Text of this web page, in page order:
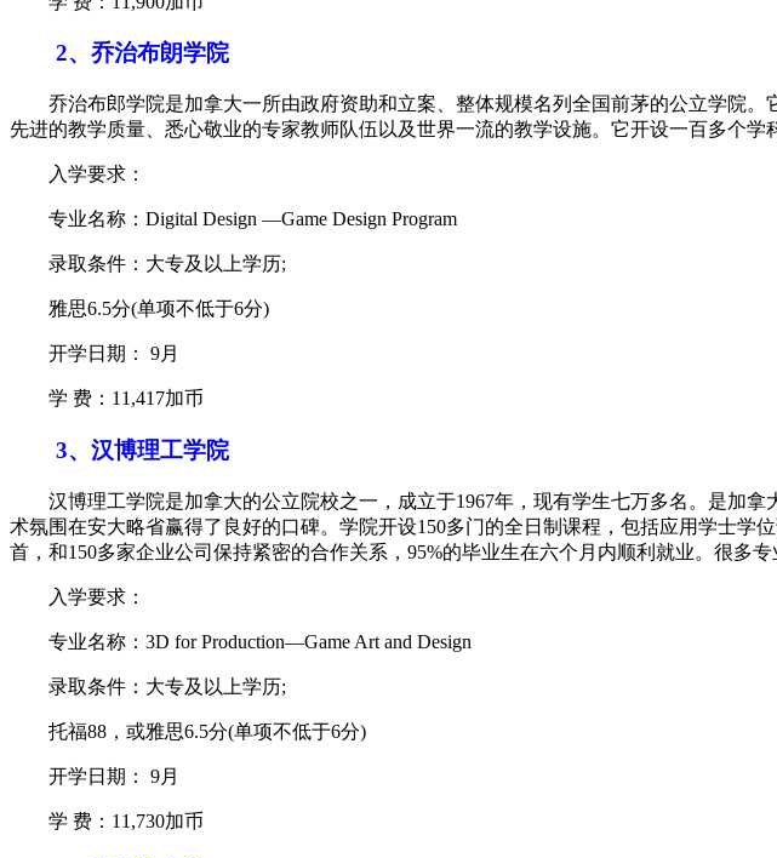
2、乔治布朗学院
乔治布郎学院是加拿大一所由政府资助和立案、整体规模名列全国前茅的公立学院。
先进的教学质量、悉心敬业的专家教师队伍以及世界一流的教学设施。它开设一百多个
入学要求：
专业名称：Digital Design —Game Design Program
录取条件：大专及以上学历;
雅思6.5分(单项不低于6分)
开学日期： 9月
学 费：11,417加币
3、汉博理工学院
汉博理工学院是加拿大的公立院校之一，成立于1967年，现有学生七万多名。是加拿
术氛围在安大略省赢得了良好的口碑。学院开设150多门的全日制课程，包括应用学士
首，和150多家企业公司保持紧密的合作关系，95%的毕业生在六个月内顺利就业。很多
入学要求：
专业名称：3D for Production—Game Art and Design
录取条件：大专及以上学历;
托福88，或雅思6.5分(单项不低于6分)
开学日期： 9月
学 费：11,730加币